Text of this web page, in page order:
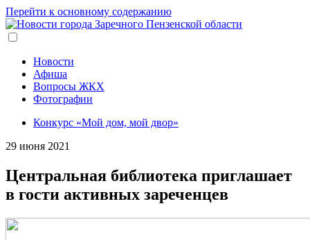
Перейти к основному содержанию
Новости
Афиша
Вопросы ЖКХ
Фотографии
Конкурс «Мой дом, мой двор»
29 июня 2021
Центральная библиотека приглашает
в гости активных зареченцев